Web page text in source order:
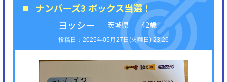
ナンバーズ3 ボックス当選！
ヨッシー
茨城県 42歳
2025年05月27日(火曜日) 23:26